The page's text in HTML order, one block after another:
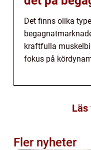
Det finns olika
kraftfulla
fokus på
Läs
Fler nyheter